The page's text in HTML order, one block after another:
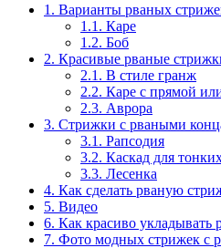
1. Варианты рваных
1.1. Каре
1.2. Боб
2. Красивые рваные
2.1. В стиле гранж
2.2. Каре с прямой
2.3. Аврора
3. Стрижки с рваными
3.1. Рапсодия
3.2. Каскад для
3.3. Лесенка
4. Как сделать рваную
5. Видео
6. Как красиво укладывать
7. Фото модных стрижек с